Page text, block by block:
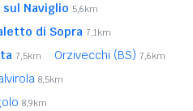
sul Naviglio 5,6km
di Sopra 7,1km
7,5km Orzivecchi (BS) 7,6km
8,5km
8,9km